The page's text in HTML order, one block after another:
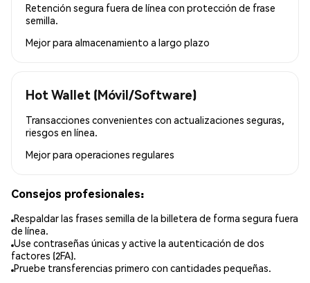
Retención segura fuera de línea con protección de frase
semilla.
Mejor para almacenamiento a largo plazo
Hot Wallet (Móvil/Software)
Transacciones convenientes con actualizaciones seguras,
riesgos en línea.
Mejor para operaciones regulares
Consejos profesionales:
Respaldar las frases semilla de la billetera de forma segura fuera
de línea.
Use contraseñas únicas y active la autenticación de dos
factores (2FA).
Pruebe transferencias primero con cantidades pequeñas.